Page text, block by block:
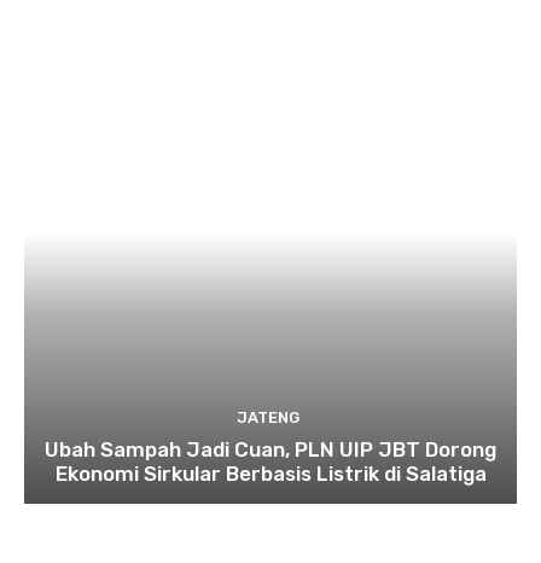
JATENG
Ubah Sampah Jadi Cuan, PLN UIP JBT Dorong
Ekonomi Sirkular Berbasis Listrik di Salatiga